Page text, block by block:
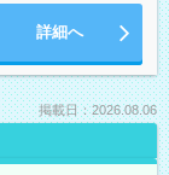
詳細へ
掲載日：2026.08.06